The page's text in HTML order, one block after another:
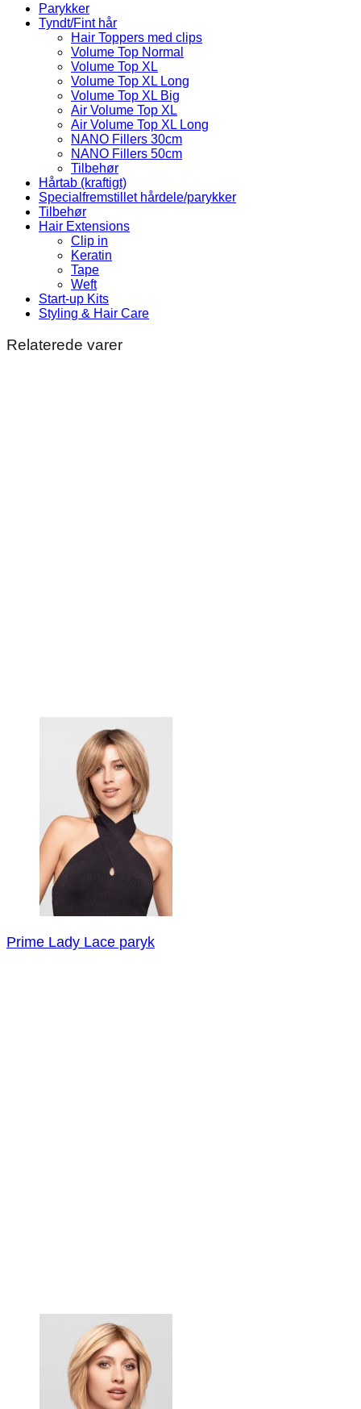
Parykker
Tyndt/Fint hår
Hair Toppers med clips
Volume Top Normal
Volume Top XL
Volume Top XL Long
Volume Top XL Big
Air Volume Top XL
Air Volume Top XL Long
NANO Fillers 30cm
NANO Fillers 50cm
Tilbehør
Hårtab (kraftigt)
Specialfremstillet hårdele/parykker
Tilbehør
Hair Extensions
Clip in
Keratin
Tape
Weft
Start-up Kits
Styling & Hair Care
Relaterede varer
Prime Lady Lace paryk